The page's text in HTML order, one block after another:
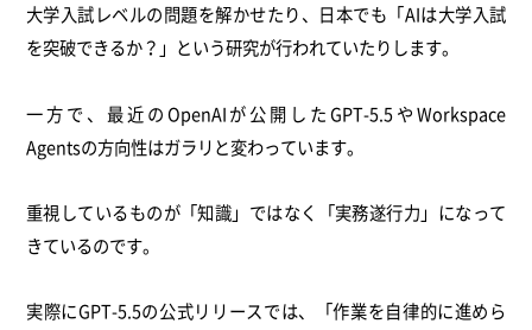
大学入試レベルの問題を解かせたり、日本でも「AIは大学入試
を突破できるか？」という研究が行われていたりします。
一方で、最近のOpenAIが公開したGPT-5.5やWorkspace
Agentsの方向性はガラリと変わっています。
重視しているものが「知識」ではなく「実務遂行力」になって
きているのです。
実際にGPT-5.5の公式リリースでは、「作業を自律的に進めら